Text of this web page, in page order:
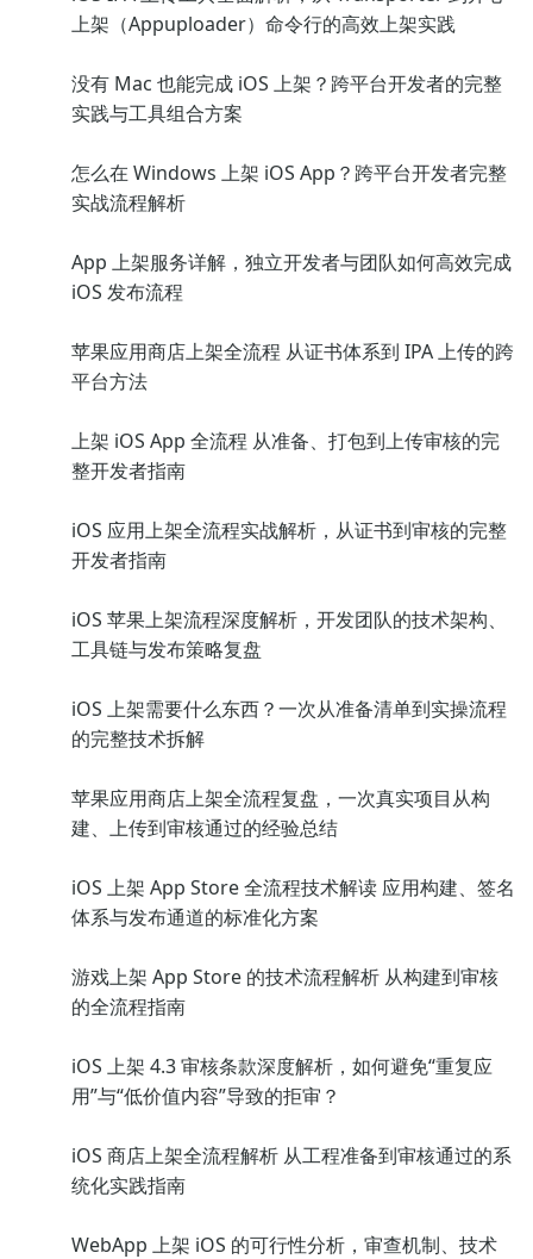
上架（Appuploader）命令行的高效上架实践
没有 Mac 也能完成 iOS 上架？跨平台开发者的完整
实践与工具组合方案
怎么在 Windows 上架 iOS App？跨平台开发者完整
实战流程解析
App 上架服务详解，独立开发者与团队如何高效完成
iOS 发布流程
苹果应用商店上架全流程 从证书体系到 IPA 上传的跨
平台方法
上架 iOS App 全流程 从准备、打包到上传审核的完
整开发者指南
iOS 应用上架全流程实战解析，从证书到审核的完整
开发者指南
iOS 苹果上架流程深度解析，开发团队的技术架构、
工具链与发布策略复盘
iOS 上架需要什么东西？一次从准备清单到实操流程
的完整技术拆解
苹果应用商店上架全流程复盘，一次真实项目从构
建、上传到审核通过的经验总结
iOS 上架 App Store 全流程技术解读 应用构建、签名
体系与发布通道的标准化方案
游戏上架 App Store 的技术流程解析 从构建到审核
的全流程指南
iOS 上架 4.3 审核条款深度解析，如何避免“重复应
用”与“低价值内容”导致的拒审？
iOS 商店上架全流程解析 从工程准备到审核通过的系
统化实践指南
WebApp 上架 iOS 的可行性分析，审查机制、技术